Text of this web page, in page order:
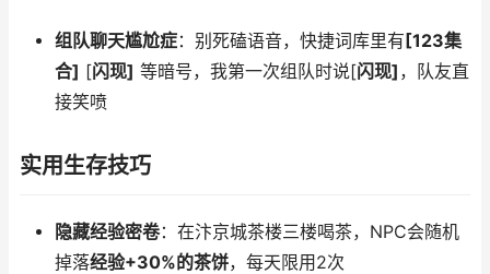
组队聊天尴尬症：别死磕语音，快捷词库里有 [123集
合] [闪现] 等暗号，我第一次组队时说[闪现] ，队友直
接笑喷
实用生存技巧
隐藏经验密卷：在汴京城茶楼三楼喝茶，NPC会随机
掉落经验+30%的茶饼，每天限用2次